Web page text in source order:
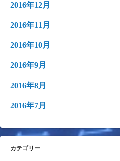
2016年12月
2016年11月
2016年10月
2016年9月
2016年8月
2016年7月
カテゴリー